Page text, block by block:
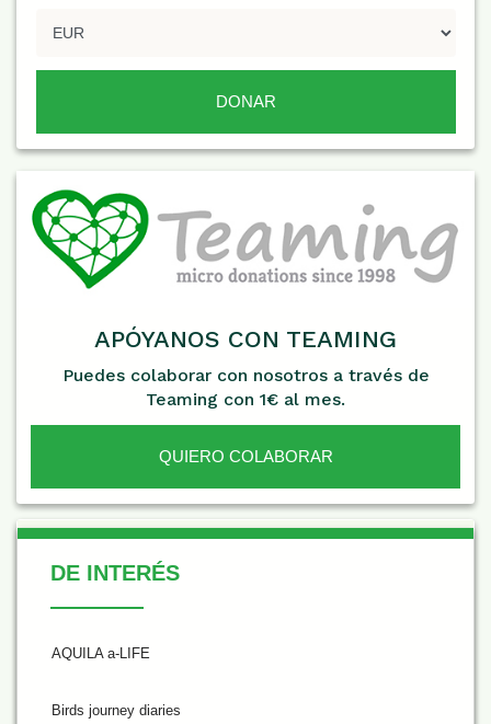
APÓYANOS CON TEAMING
Puedes colaborar con nosotros a través de
Teaming con 1€ al mes.
QUIERO COLABORAR
De Interés
DE INTERÉS
AQUILA a-LIFE
Birds journey diaries